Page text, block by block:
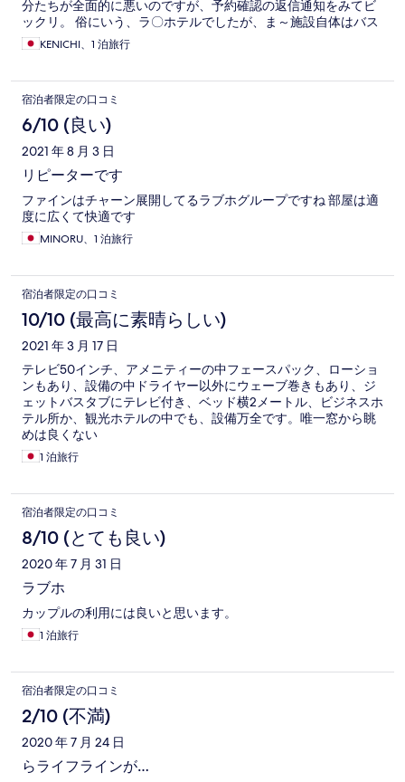
分たちが全面的に悪いのですが、予約確認の返信通知をみてビ
ックリ。 俗にいう、ラ〇ホテルでしたが、ま～施設自体はバス
トイレ別ですし、バスは広いし、アメニティもビジネスホテル
に比べて段違いにいいですし、寝るだけで２人で通常２万円位
たことを考えると、ある意味お得だったかも。 ただ、夫婦、カ
ップルの２人限定とかでないと、色んな障害があるので、注意
は必要です。
KENICHI、1 泊旅行
宿泊者限定の口コミ
6/10 (良い)
2021 年 8 月 3 日
リピーターです
ファインはチャーン展開してるラブホグループですね 部屋は適
度に広くて快適です
MINORU、1 泊旅行
宿泊者限定の口コミ
10/10 (最高に素晴らしい)
2021 年 3 月 17 日
テレビ50インチ、アメニティーの中フェースパック、ローショ
ンもあり、設備の中ドライヤー以外にウェーブ巻きもあり、ジ
ェットバスタブにテレビ付き、ベッド横2メートル、ビジネスホ
テル所か、観光ホテルの中でも、設備万全です。唯一窓から眺
めは良くない
1 泊旅行
宿泊者限定の口コミ
8/10 (とても良い)
2020 年 7 月 31 日
ラブホ
カップルの利用には良いと思います。
1 泊旅行
宿泊者限定の口コミ
2/10 (不満)
2020 年 7 月 24 日
らライフラインが…